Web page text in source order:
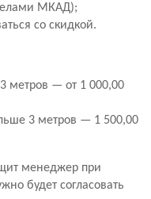
МКАД);
со скидкой.
метров — от 1 000,00
3 метров — 1 500,00
менеджер при
будет согласовать